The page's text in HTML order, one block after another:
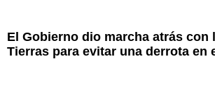
El Gobierno dio marcha atrás con
Tierras para evitar una derrota en